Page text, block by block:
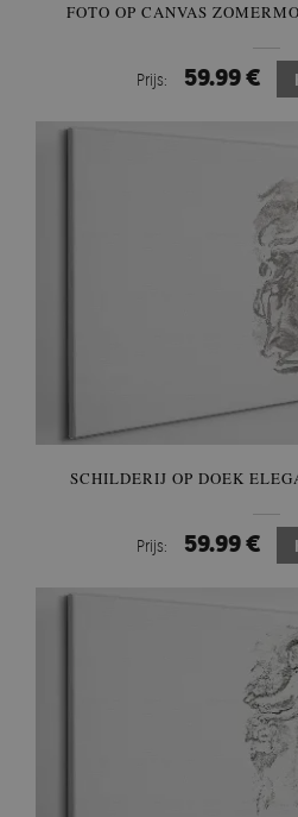
FOTO OP CANVAS
Prijs: 59.99 €
SCHILDERIJ OP DOEK
Prijs: 59.99 €